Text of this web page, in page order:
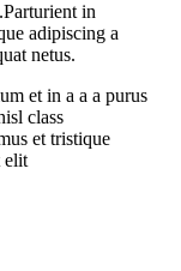
in
adipiscing a
netus.
et in a a a purus
class
et tristique
elit